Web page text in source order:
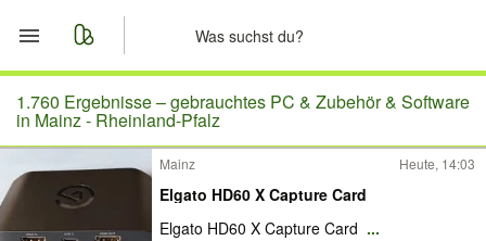
Start
Merkliste
Nachrichten
1.760 Ergebnisse –gebrauchtes PC & Zubehör & Software
in Mainz - Rheinland-Pfalz
Mainz Heute, 14:03
Elgato HD60 X Capture Card
Elgato HD60 X Capture Card ...